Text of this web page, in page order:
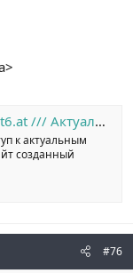
ссылки MEGA
к актуальным
созданный
#76